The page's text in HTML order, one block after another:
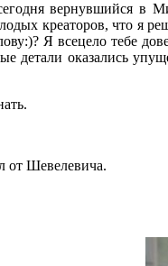
вернувшийся в
креаторов, что я
Я всецело тебе
детали оказались
от Шевелевича.